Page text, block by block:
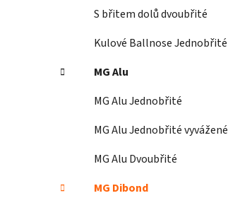
S břitem dolů dvoubřité
Kulové Ballnose Jednobřité
MG Alu
MG Alu Jednobřité
MG Alu Jednobřité vyvážené
MG Alu Dvoubřité
MG Dibond